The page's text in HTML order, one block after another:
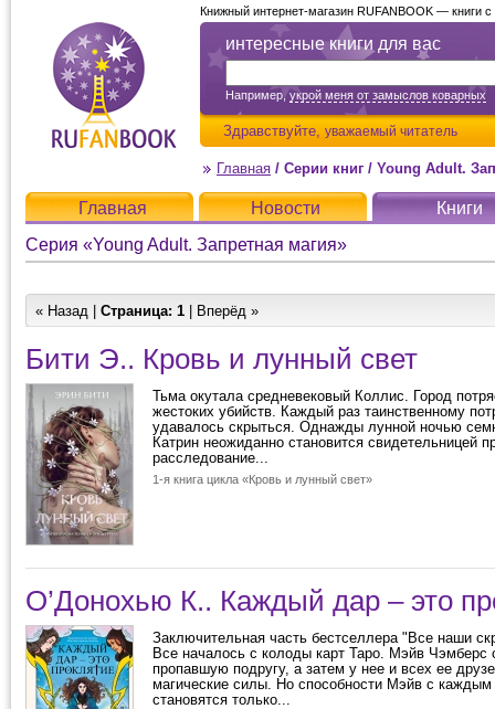
интересные книги для вас
Например,укрой меня от замыслов коварных
Здравствуйте, уважаемый читатель
Книжный интернет-магазин RUFANBOOK — книги
Главная / Серии книг / Young Adult.
Главная Новости
Книги
Серия «Young Adult. Запретная магия»
« Назад | Страница: 1 | Вперёд »
Бити Э.. Кровь и лунный свет
Тьма окутала средневековый Коллис. Город
жестоких убийств. Каждый раз таинственному
удавалось скрыться. Однажды лунной ночью
Катрин неожиданно становится свидетельницей
расследование...
1-я книга цикла «Кровь и лунный свет»
О’Донохью К.. Каждый дар – это
Заключительная часть бестселлера "Все наши
Все началось с колоды карт Таро. Мэйв Чэмберс
пропавшую подругу, а затем у нее и всех ее
магические силы. Но способности Мэйв с
становятся только...